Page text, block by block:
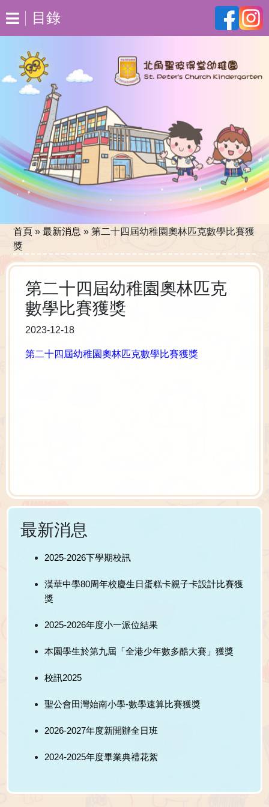
目錄
首頁 »最新消息 »第二十四屆幼稚園奧林匹克數學比賽獲
獎
第二十四屆幼稚園奧林匹克
數學比賽獲獎
2023-12-18
第二十四屆幼稚園奧林匹克數學比賽獲獎
最新消息
2025-2026下學期校訊
漢華中學80周年校慶生日蛋糕卡親子卡設計比賽獲
獎
2025-2026年度小一派位結果
本園學生於第九屆「全港少年數多酷大賽」獲獎
校訊2025
聖公會田灣始南小學-數學速算比賽獲獎
2026-2027年度新開辦全日班
2024-2025年度畢業典禮花絮